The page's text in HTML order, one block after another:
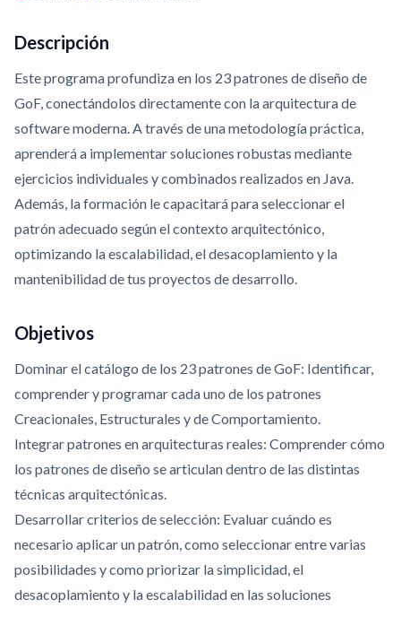
Descripción
Este programa profundiza en los 23 patrones de diseño de
GoF, conectándolos directamente con la arquitectura de
software moderna. A través de una metodología práctica,
aprenderá a implementar soluciones robustas mediante
ejercicios individuales y combinados realizados en Java.
Además, la formación le capacitará para seleccionar el
patrón adecuado según el contexto arquitectónico,
optimizando la escalabilidad, el desacoplamiento y la
mantenibilidad de tus proyectos de desarrollo.
Objetivos
Dominar el catálogo de los 23 patrones de GoF: Identificar,
comprender y programar cada uno de los patrones
Creacionales, Estructurales y de Comportamiento.
Integrar patrones en arquitecturas reales: Comprender cómo
los patrones de diseño se articulan dentro de las distintas
técnicas arquitectónicas.
Desarrollar criterios de selección: Evaluar cuándo es
necesario aplicar un patrón, como seleccionar entre varias
posibilidades y como priorizar la simplicidad, el
desacoplamiento y la escalabilidad en las soluciones